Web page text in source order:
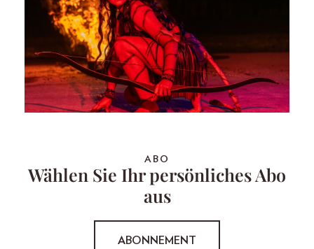
ABO
Wählen Sie Ihr persönliches Abo
aus
ABONNEMENT